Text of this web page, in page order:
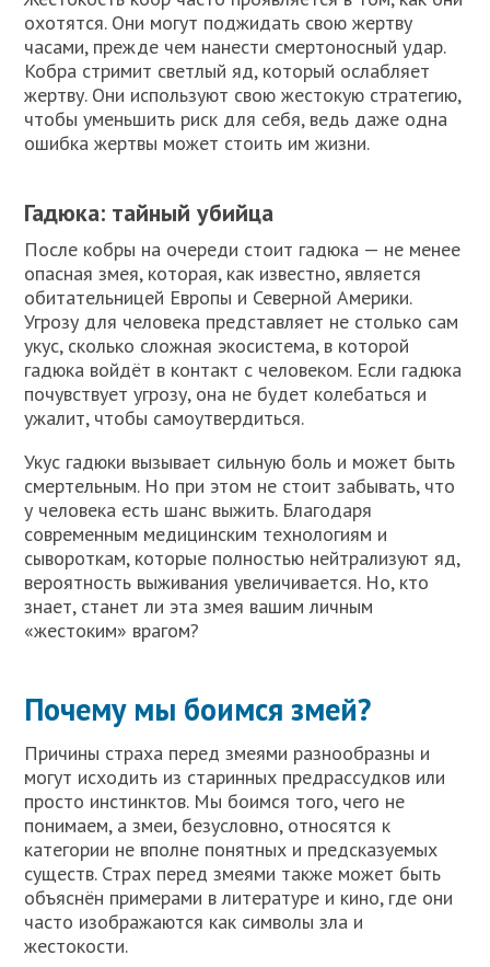
охотятся. Они могут поджидать свою жертву
часами, прежде чем нанести смертоносный удар.
Кобра стримит светлый яд, который ослабляет
жертву. Они используют свою жестокую стратегию,
чтобы уменьшить риск для себя, ведь даже одна
ошибка жертвы может стоить им жизни.
Гадюка: тайный убийца
После кобры на очереди стоит гадюка — не менее
опасная змея, которая, как известно, является
обитательницей Европы и Северной Америки.
Угрозу для человека представляет не столько сам
укус, сколько сложная экосистема, в которой
гадюка войдёт в контакт с человеком. Если гадюка
почувствует угрозу, она не будет колебаться и
ужалит, чтобы самоутвердиться.
Укус гадюки вызывает сильную боль и может быть
смертельным. Но при этом не стоит забывать, что
у человека есть шанс выжить. Благодаря
современным медицинским технологиям и
сывороткам, которые полностью нейтрализуют яд,
вероятность выживания увеличивается. Но, кто
знает, станет ли эта змея вашим личным
«жестоким» врагом?
Почему мы боимся змей?
Причины страха перед змеями разнообразны и
могут исходить из старинных предрассудков или
просто инстинктов. Мы боимся того, чего не
понимаем, а змеи, безусловно, относятся к
категории не вполне понятных и предсказуемых
существ. Страх перед змеями также может быть
объяснён примерами в литературе и кино, где они
часто изображаются как символы зла и
жестокости.